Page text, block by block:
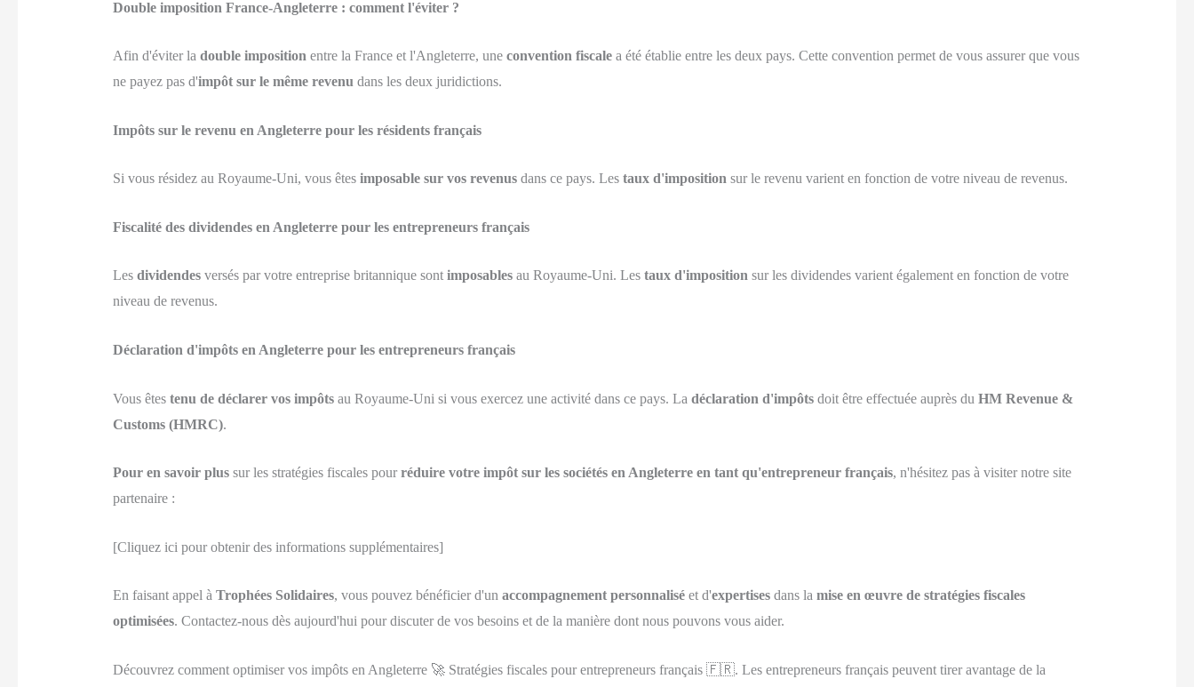
Double imposition France-Angleterre : comment l'éviter ?
Afin d'éviter la double imposition entre la France et l'Angleterre, une convention fiscalea été établie entre les deux pays. Cette convention permet de vous assurer que vous
ne payez pas d'impôt sur le même revenu dans les deux juridictions.
Impôts sur le revenu en Angleterre pour les résidents français
Si vous résidez au Royaume-Uni, vous êtes imposable sur vos revenusdans ce pays. Les taux d'imposition sur le revenu varient en fonction de votre niveau de revenus.
Fiscalité des dividendes en Angleterre pour les entrepreneurs français
Les dividendesversés par votre entreprise britannique sontimposablesau Royaume-Uni. Les taux d'impositionsur les dividendes varient également en fonction de votre
niveau de revenus.
Déclaration d'impôts en Angleterre pour les entrepreneurs français
Vous êtes tenu de déclarer vos impôtsau Royaume-Uni si vous exercez une activité dans ce pays. La déclaration d'impôtsdoit être effectuée auprès du HM Revenue &
Customs (HMRC).
Pour en savoir plussur les stratégies fiscales pour réduire votre impôt sur les sociétés en Angleterre en tant qu'entrepreneur français, n'hésitez pas à visiter notre site
partenaire :
[Cliquez ici pour obtenir des informations supplémentaires]
En faisant appel à Trophées Solidaires, vous pouvez bénéficier d'un accompagnement personnaliséet d'expertisesdans la mise en œuvre de stratégies fiscales
optimisées. Contactez-nous dès aujourd'hui pour discuter de vos besoins et de la manière dont nous pouvons vous aider.
Découvrez comment optimiser vos impôts en Angleterre 🚀 Stratégies fiscales pour entrepreneurs français 🇫🇷. Les entrepreneurs français peuvent tirer avantage de la